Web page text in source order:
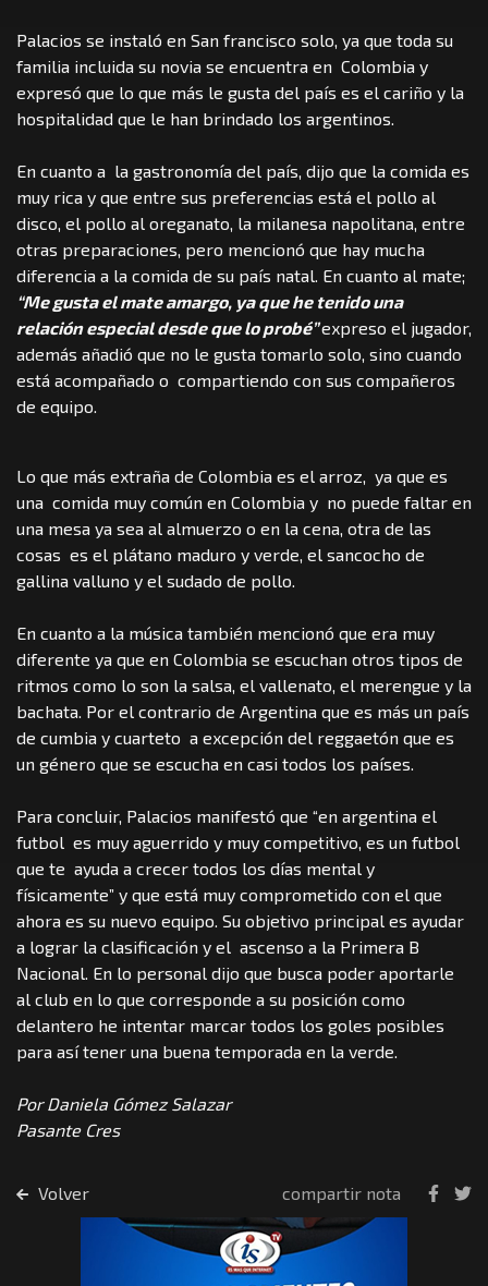
Palacios se instaló en San francisco solo, ya que toda su
familia incluida su novia se encuentra en Colombia y
expresó que lo que más le gusta del país es el cariño y la
hospitalidad que le han brindado los argentinos.
En cuanto a la gastronomía del país, dijo que la comida es
muy rica y que entre sus preferencias está el pollo al
disco, el pollo al oreganato, la milanesa napolitana, entre
otras preparaciones, pero mencionó que hay mucha
diferencia a la comida de su país natal. En cuanto al mate;
“Me gusta el mate amargo, ya que he tenido una
relación especial desde que lo probé”expreso el jugador,
además añadió que no le gusta tomarlo solo, sino cuando
está acompañado o compartiendo con sus compañeros
de equipo.
Lo que más extraña de Colombia es el arroz, ya que es
una comida muy común en Colombia y no puede faltar en
una mesa ya sea al almuerzo o en la cena, otra de las
cosas es el plátano maduro y verde, el sancocho de
gallina valluno y el sudado de pollo.
En cuanto a la música también mencionó que era muy
diferente ya que en Colombia se escuchan otros tipos de
ritmos como lo son la salsa, el vallenato, el merengue y la
bachata. Por el contrario de Argentina que es más un país
de cumbia y cuarteto a excepción del reggaetón que es
un género que se escucha en casi todos los países.
Para concluir, Palacios manifestó que “en argentina el
futbol es muy aguerrido y muy competitivo, es un futbol
que te ayuda a crecer todos los días mental y
físicamente” y que está muy comprometido con el que
ahora es su nuevo equipo. Su objetivo principal es ayudar
a lograr la clasificación y el ascenso a la Primera B
Nacional. En lo personal dijo que busca poder aportarle
al club en lo que corresponde a su posición como
delantero he intentar marcar todos los goles posibles
para así tener una buena temporada en la verde.
Por Daniela Gómez Salazar
Pasante Cres
Volver compartir nota